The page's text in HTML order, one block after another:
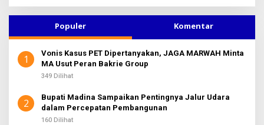
i
n
u
k
Populer Komentar
1
Vonis Kasus PET Dipertanyakan, JAGA MARWAH Minta
MA Usut Peran Bakrie Group
349 Dilihat
2
Bupati Madina Sampaikan Pentingnya Jalur Udara
dalam Percepatan Pembangunan
160 Dilihat